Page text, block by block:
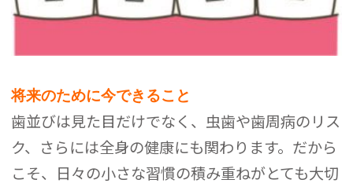
将来のために今できること
歯並びは見た目だけでなく、虫歯や歯周病のリス
ク、さらには全身の健康にも関わります。だから
こそ、日々の小さな習慣の積み重ねがとても大切